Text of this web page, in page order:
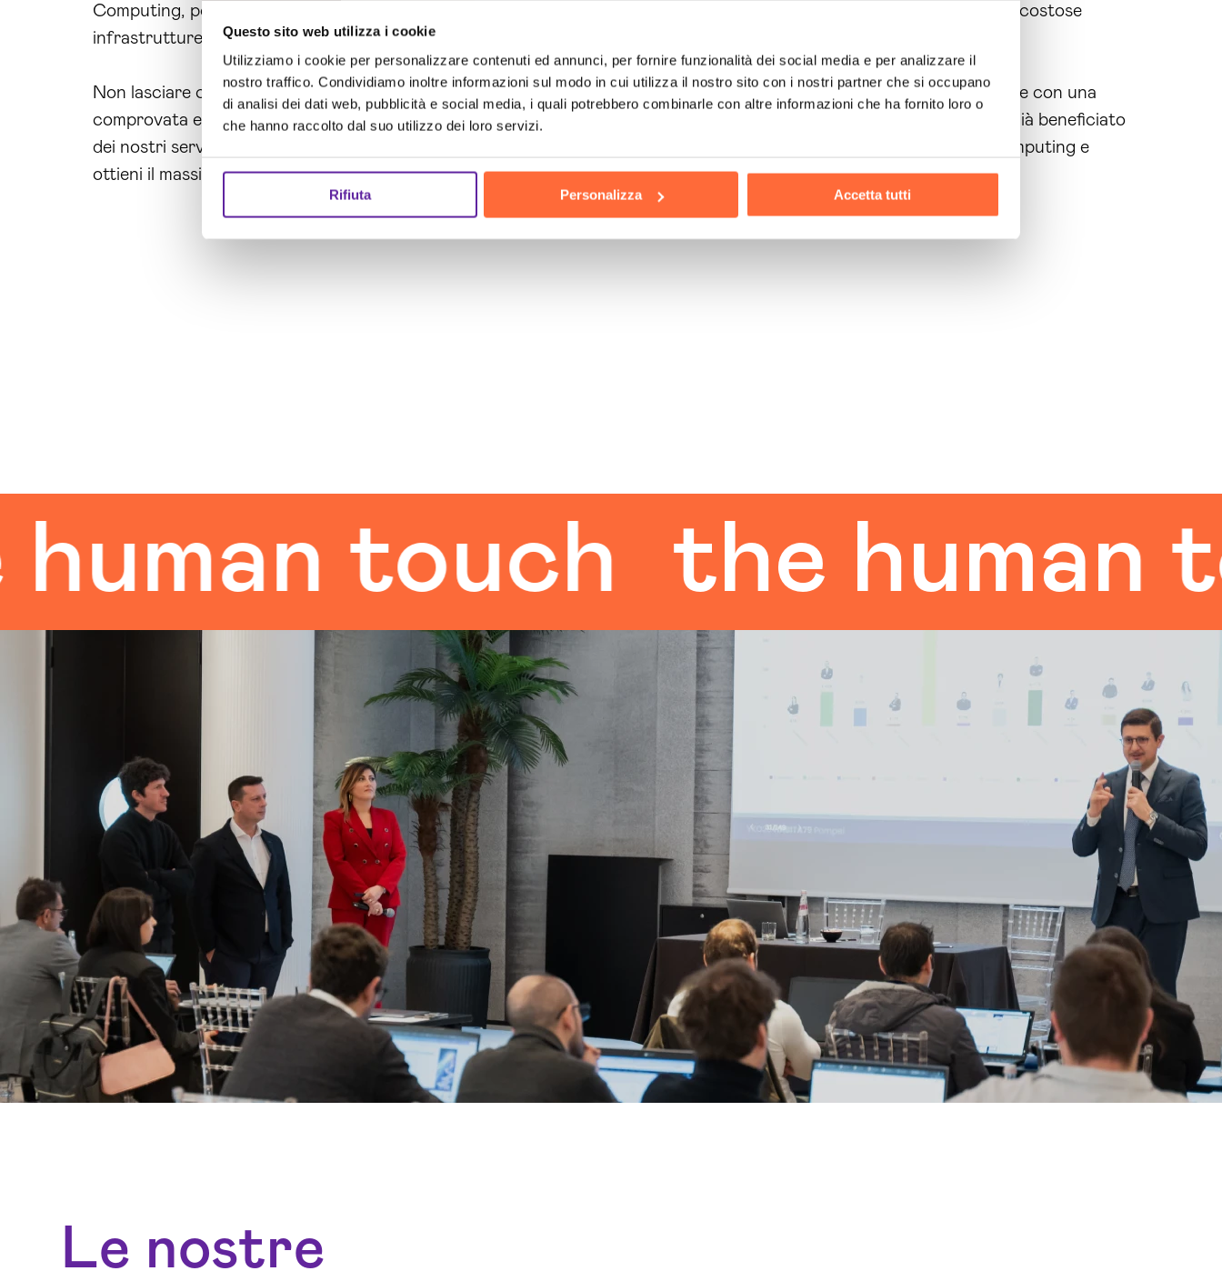
Questo sito web utilizza i cookie
Utilizziamo i cookie per personalizzare contenuti ed annunci, per fornire funzionalità dei social media e per analizzare il
nostro traffico. Condividiamo inoltre informazioni sul modo in cui utilizza il nostro sito con i nostri partner che si occupano
di analisi dei dati web, pubblicità e social media, i quali potrebbero combinarle con altre informazioni che ha fornito loro o
che hanno raccolto dal suo utilizzo dei loro servizi.
Rifiuta Personalizza Accetta tutti
Computing, potrai ottenere tutti i vantaggi di un’infrastruttura cloud sicura e all’avanguardia, senza dover investire in costose
infrastrutture.
Non lasciare che i problemi di gestione dei dati rallentino il tuo business. Affidati a Brain Computing, leader del settore e con una
comprovata esperienza nellaconsulenza cloud Novara . Contattaci ora e unisciti alle numerose Aziende che hanno già beneficiato
dei nostri servizi per una gestione ottimale dei dati e una crescita del business. Scegli la consulenza cloud di Brain Computing e
ottieni il massimo delle prestazioni per la tua azienda.
touch the human
Le nostre